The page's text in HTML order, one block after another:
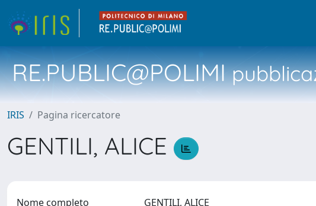
RE.PUBLIC@POLIMI
IRIS Pagina ricercatore
GENTILI, ALICE
Nome completo GENTILI, ALICE